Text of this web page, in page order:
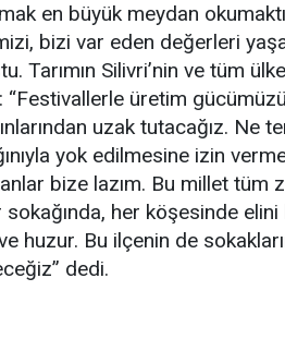
en büyük meydan
bizi var eden değerleri
Tarımın Silivri’nin ve tüm
“Festivallerle üretim
uzak tutacağız. Ne
yok edilmesine izin
bize lazım. Bu millet tüm
her köşesinde
huzur. Bu ilçenin de
dedi.